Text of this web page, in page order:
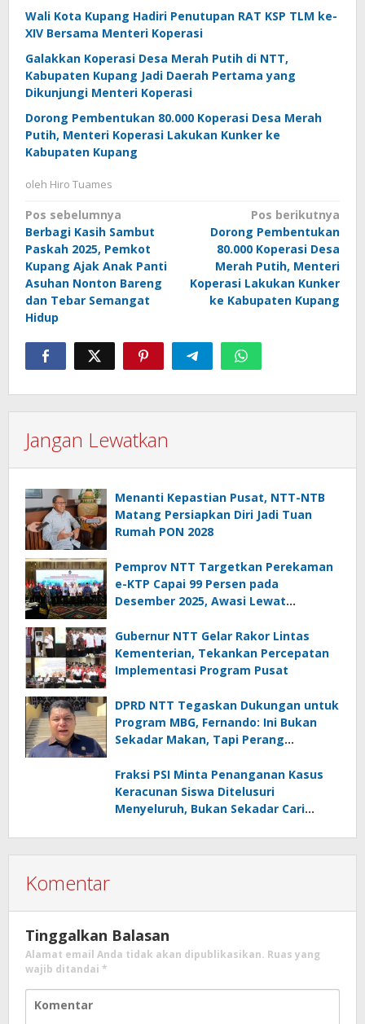
Wali Kota Kupang Hadiri Penutupan RAT KSP TLM ke-
XIV Bersama Menteri Koperasi
Galakkan Koperasi Desa Merah Putih di NTT,
Kabupaten Kupang Jadi Daerah Pertama yang
Dikunjungi Menteri Koperasi
Dorong Pembentukan 80.000 Koperasi Desa Merah
Putih, Menteri Koperasi Lakukan Kunker ke
Kabupaten Kupang
oleh Hiro Tuames
Navigasi
pos
Pos sebelumnya
Berbagi Kasih Sambut
Paskah 2025, Pemkot
Kupang Ajak Anak Panti
Asuhan Nonton Bareng
dan Tebar Semangat
Hidup
Pos berikutnya
Dorong Pembentukan
80.000 Koperasi Desa
Merah Putih, Menteri
Koperasi Lakukan Kunker
ke Kabupaten Kupang
Jangan Lewatkan
Menanti Kepastian Pusat, NTT-NTB
Matang Persiapkan Diri Jadi Tuan
Rumah PON 2028
Pemprov NTT Targetkan Perekaman
e-KTP Capai 99 Persen pada
Desember 2025, Awasi Lewat
Gubernur NTT Gelar Rakor Lintas
Kementerian, Tekankan Percepatan
Implementasi Program Pusat
DPRD NTT Tegaskan Dukungan untuk
Program MBG, Fernando: Ini Bukan
Sekadar Makan, Tapi Perang
Fraksi PSI Minta Penanganan Kasus
Keracunan Siswa Ditelusuri
Menyeluruh, Bukan Sekadar Cari
Komentar
Tinggalkan Balasan
Alamat email Anda tidak akan dipublikasikan. Ruas yang
wajib ditandai *